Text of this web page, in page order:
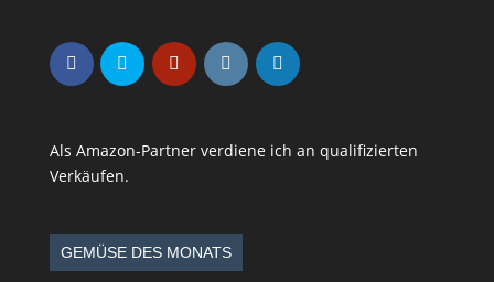
Als Amazon-Partner verdiene ich an qualifizierten
Verkäufen.
GEMÜSE DES MONATS